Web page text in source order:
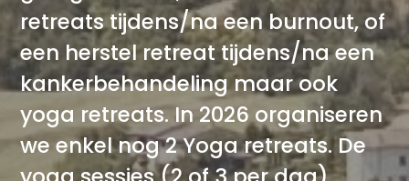
retreats tijdens/na een burnout, of
een herstel retreat tijdens/na een
kankerbehandeling maar ook
yoga retreats. In 2026 organiseren
we enkel nog 2 Yoga retreats. De